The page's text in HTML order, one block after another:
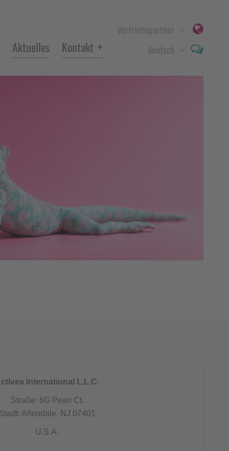
Aktuelles Kontakt +
International L.L.C.
Straße: 6G Pearl Ct.
Allendale, NJ 07401
U.S.A.